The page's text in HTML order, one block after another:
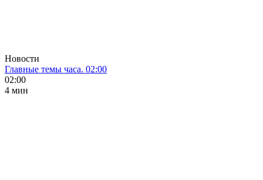
Новости
Главные темы часа. 02:00
02:00
4 мин